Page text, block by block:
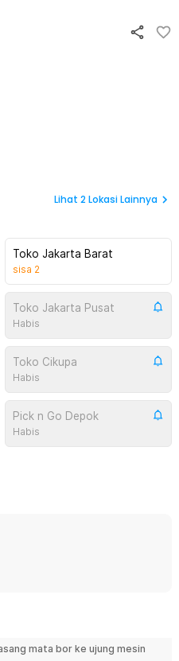
Lihat 2Lokasi Lainnya
Toko Jakarta Barat
sisa 2
Toko Jakarta Pusat
Habis
Toko Cikupa
Habis
Pick n Go Depok
Habis
mata bor ke ujung mesin